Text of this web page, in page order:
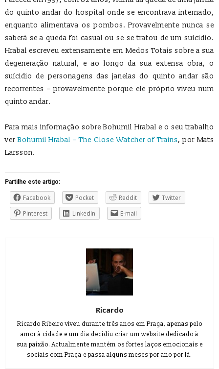
do quinto andar do hospital onde se encontrava internado,
enquanto alimentava os pombos. Provavelmente nunca se
saberá se a queda foi casual ou se se tratou de um suícidio.
Hrabal escreveu extensamente em Medos Totais sobre a sua
degeneração natural, e ao longo da sua extensa obra, o
suícidio de personagens das janelas do quinto andar são
recorrentes – provavelmente porque ele próprio viveu num
quinto andar.
Para mais informação sobre Bohumil Hrabal e o seu trabalho
verBohumil Hrabal – The Close Watcher of Trains, por Mats
Larsson.
Partilhe este artigo:
Facebook Pocket Reddit
Twitter
Pinterest
LinkedIn E-mail
Ricardo
Ricardo Ribeiro viveu durante três anos em Praga, apenas pelo
amor à cidade e um dia decidiu criar um website dedicado à
sua paixão. Actualmente mantém os fortes laços emocionais e
sociais com Praga e passa alguns meses por ano por lá.